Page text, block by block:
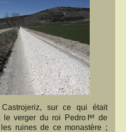
sur ce qui était
verger du roi Pedro Ier de
ruines de ce monastère ;